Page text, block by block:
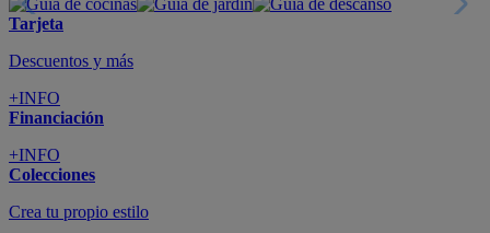
Tarjeta
Descuentos y más
+INFO
Financiación
+INFO
Colecciones
Crea tu propio estilo